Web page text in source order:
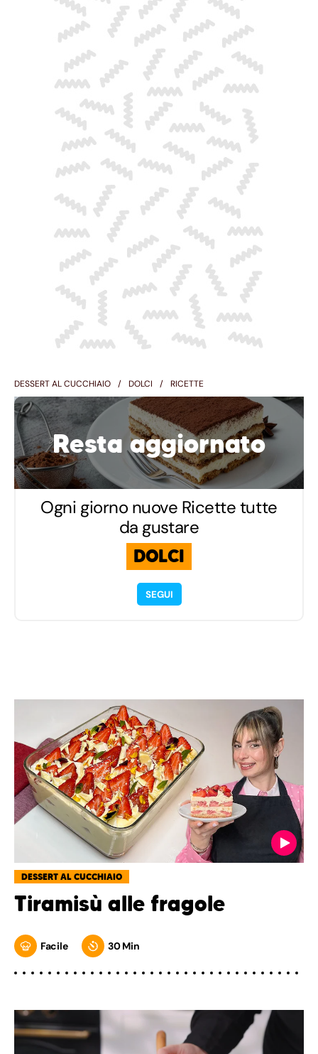
DESSERT AL CUCCHIAIO DOLCI RICETTE
Resta aggiornato
Ogni giorno nuove Ricette tutte
da gustare
DOLCI
SEGUI
DESSERT AL CUCCHIAIO
Tiramisù alle fragole
Facile 30 Min